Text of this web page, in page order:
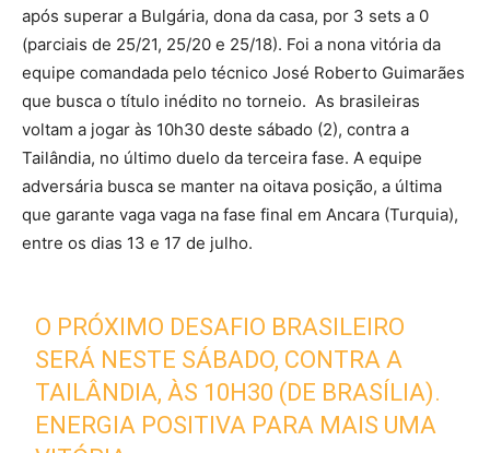
após superar a Bulgária, dona da casa, por 3 sets a 0
(parciais de 25/21, 25/20 e 25/18). Foi a nona vitória da
equipe comandada pelo técnico José Roberto Guimarães
que busca o título inédito no torneio. As brasileiras
voltam a jogar às 10h30 deste sábado (2), contra a
Tailândia, no último duelo da terceira fase. A equipe
adversária busca se manter na oitava posição, a última
que garante vaga vaga na fase final em Ancara (Turquia),
entre os dias 13 e 17 de julho.
O PRÓXIMO DESAFIO BRASILEIRO
SERÁ NESTE SÁBADO, CONTRA A
TAILÂNDIA, ÀS 10H30 (DE BRASÍLIA).
ENERGIA POSITIVA PARA MAIS UMA